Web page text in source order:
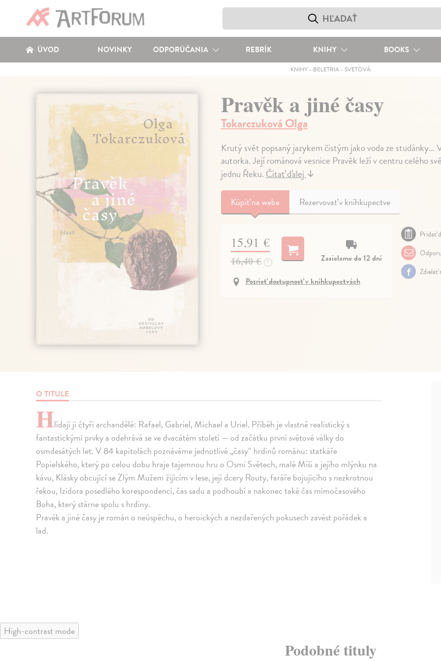
ÚVOD NOVINKY ODPORÚČANIA REBRÍK KNIHY BOOKS
KNIHY - BELETRIA - SVETOVÁ
Pravěk a jiné časy
Tokarczuková Olga
Krutý svět popsaný jazykem čistým jako voda ze
autorka. Její románová vesnice Pravěk leží v centru celého
jednu Řeku.Čítať ďalej↓
Kúpiťna webe Rezervovať v kníhkupectve
15,91 €
16,40 € ?
Zasielame do 12 dní
Pozrieť dostupnosť v kníhkupectvách
Pridať
Zdielať
O TITULE
Hlídají ji čtyři archandělé: Rafael, Gabriel, Michael a Uriel. Příběh je vlastně realistický s
fantastickými prvky a odehrává se ve dvacátém století — od začátku první světové války do
osmdesátých let. V 84 kapitolách poznáváme jednotlivé „časy“ hrdinů románu: statkáře
Popielského, který po celou dobu hraje tajemnou hru o Osmi Světech, malé Míši a jejího mlýnku na
kávu, Klásky obcující se Zlým Mužem žijícím v lese, její dcery Routy, faráře bojujícího s nezkrotnou
řekou, Izidora posedlého korespondencí, čas sadu a podhoubí a nakonec také čas mimočasového
Boha, který stárne spolu s hrdiny.
Pravěk a jiné časy je román o neúspěchu, o heroických a nezdařených pokusech zavést pořádek a
lad.
High-contrast mode
Podobné tituly